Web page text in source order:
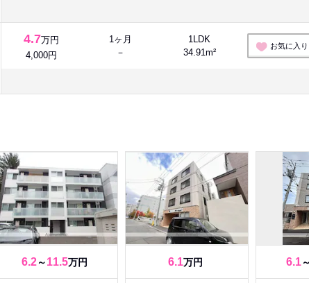
4.7万円
4,000円
1ヶ月
－
1LDK
34.91m²
お気に入
6.2～11.5万円 6.1万円 6.1～